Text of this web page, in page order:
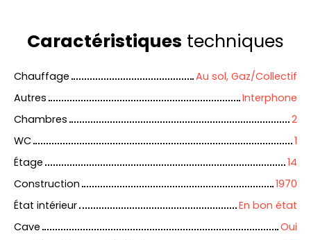
Caractéristiques techniques
Chauffage
Au sol, Gaz/Collectif
Autres
Interphone
Chambres
2
WC
1
Étage
14
Construction
1970
État intérieur
En bon état
Cave
Oui